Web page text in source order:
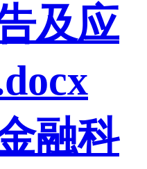
及应
融科